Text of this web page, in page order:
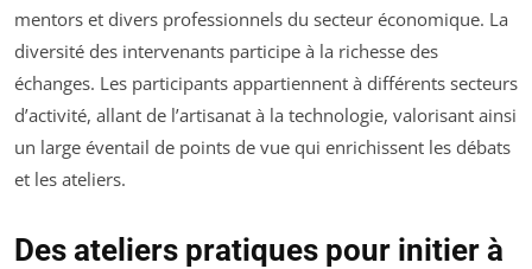
mentors et divers professionnels du secteur économique. La
diversité des intervenants participe à la richesse des
échanges. Les participants appartiennent à différents secteurs
d’activité, allant de l’artisanat à la technologie, valorisant ainsi
un large éventail de points de vue qui enrichissent les débats
et les ateliers.
Des ateliers pratiques pour initier à